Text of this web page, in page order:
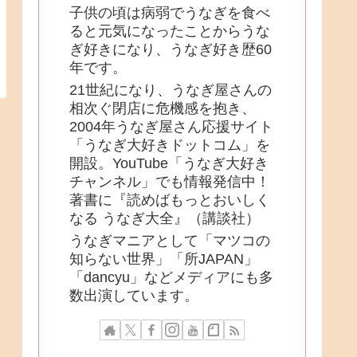
子供の頃は病弱でうなぎを食べ
ると元気になったことからうな
ぎ好きになり、うなぎ好き歴60
年です。
21世紀になり、うなぎ屋さんの
相次ぐ閉店に危機感を抱き、
2004年うなぎ屋さん応援サイト
「うなぎ大好きドットコム」を
開設。YouTube「うなぎ大好き
チャンネル」でも情報発信中！
著書に『読めばもっとおいしく
なる うなぎ大全』（講談社）
うなぎマニアとして「マツコの
知らない世界」「所JAPAN」
「dancyu」などメディアにも多
数出演しています。